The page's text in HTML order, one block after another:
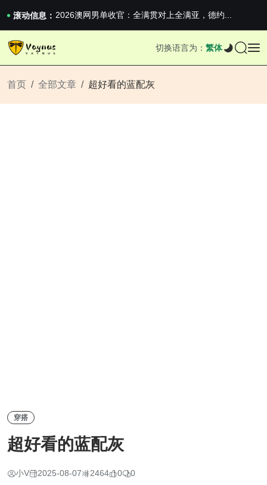
滚动信息： 《巅峰守卫 Highguard》正式上线，官...
iPhone 16e 发布，苹果你不要太离谱
2026澳网男单收官：全满贯对上全满亚，德约...
切换语言为： 繁体
首页 全部文章 超好看的蓝配灰
穿搭
超好看的蓝配灰
小V 2025-08-07 2464 0 0